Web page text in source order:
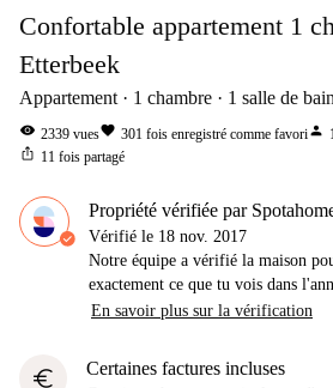
Confortable appartement 1
Etterbeek
Appartement 1 chambre 1 salle de bain
visibility 2339 vuesfavorite 301 fois enregistré comme favoriperson
ios_share 11 fois partagé
Propriété vérifiée par
Vérifié le 18 nov. 2017
Notre équipe a vérifié la maison
exactement ce que tu vois dans
En savoir plus sur la vérification
euro Certaines factures incluses